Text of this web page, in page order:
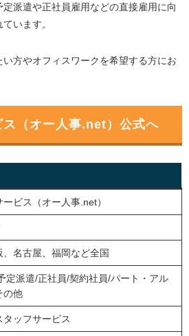
派遣や正社員雇用などの直接雇用に向
います。
方やオフィスワークを希望する方にお
ス（オー人事.net）公式へ
ービス（オー人事.net）
、名古屋、福岡など全国
定派遣/正社員/契約社員/パート・アル
の他
タッフサービス